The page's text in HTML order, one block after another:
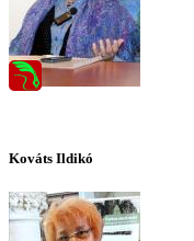
Kováts Ildikó